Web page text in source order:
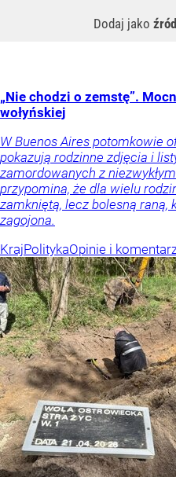
Dodaj jako
„Nie chodzi o zemstę”.
wołyńskiej
W Buenos Aires potomkowie
pokazują rodzinne zdjęcia i
zamordowanych z
przypomina, że dla wielu
zamkniętą, lecz bolesną raną,
zagojona.
KrajPolitykaOpinie i